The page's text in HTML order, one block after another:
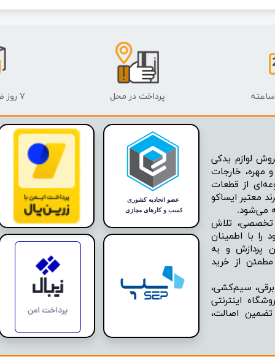
لوازم یدکی
مهره، خارجات
از قطعات
معتبر ایساکو
تخصصی، تلاش
را با اطمینان
پردازش و به
از خرید
برقی، سیم‌کشی،
اینترنتی
تضمین اصالت،
پرداخت در محل ۷ روز ضمانت بازگشت